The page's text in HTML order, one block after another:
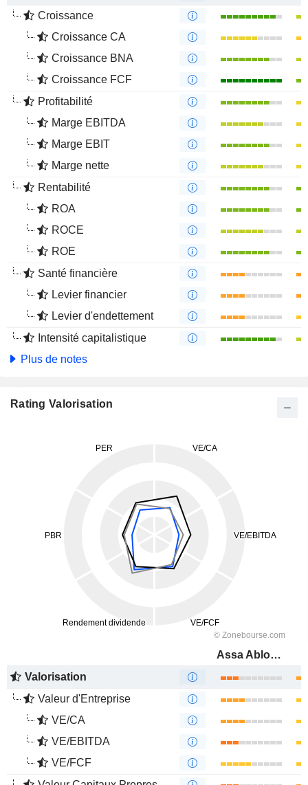
Croissance
Croissance CA
Croissance BNA
Croissance FCF
Profitabilité
Marge EBITDA
Marge EBIT
Marge nette
Rentabilité
ROA
ROCE
ROE
Santé financière
Levier financier
Levier d'endettement
Intensité capitalistique
Plus de notes
Rating Valorisation
Assa Abloy AB
Valorisation
Valeur d'Entreprise
VE/CA
VE/EBITDA
VE/FCF